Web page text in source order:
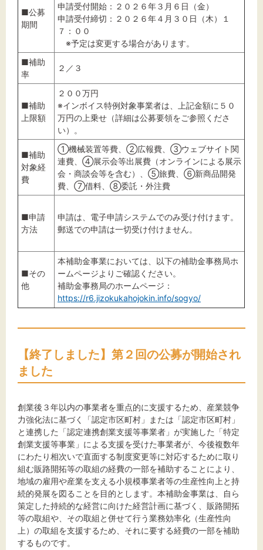
■公募
期間
申請受付開始：２０２６年３月６日（金）
申請受付締切：２０２６年４月３０日（木）１
７：００
※予定は変更する場合があります。
■補助
率
２／３
■補助
上限額
２００万円
※インボイス特例対象事業者は、上記金額に５０
万円の上乗せ（詳細は公募要領をご参照くださ
い）。
■補助
対象経
費
①機械装置等費、②広報費、③ウェブサイト関
連費、④展示会等出展費（オンラインによる展示
会・商談会等を含む）、⑤旅費、⑥新商品開発
費、⑦借料、⑧委託・外注費
■申請
方法
申請は、電子申請システムでのみ受け付けます。
郵送での申請は一切受け付けません。
■その
他
本補助金事業においては、以下の補助金事務局ホ
ームページよりご確認ください。
補助金事務局のホームページ：
https://r6.jizokukahojokin.info/sogyo/
【終了しました】第２回の公募が開始され
ました
創業後３年以内の事業者を重点的に支援するため、産業競争
力強化法に基づく「認定市区町村」または「認定市区町村」
と連携した「認定連携創業支援等事業者」が実施した「特定
創業支援等事業」による支援を受けた事業者が、今後複数年
にわたり相次いで直面する制度変更等に対応するために取り
組む販路開拓等の取組の経費の一部を補助することにより、
地域の雇用や産業を支える小規模事業者等の生産性向上と持
続的発展を図ることを目的とします。本補助金事業は、自ら
策定した持続的な経営に向けた経営計画に基づく、販路開拓
等の取組や、その取組と併せて行う業務効率化（生産性向
上）の取組を支援するため、それに要する経費の一部を補助
するものです。